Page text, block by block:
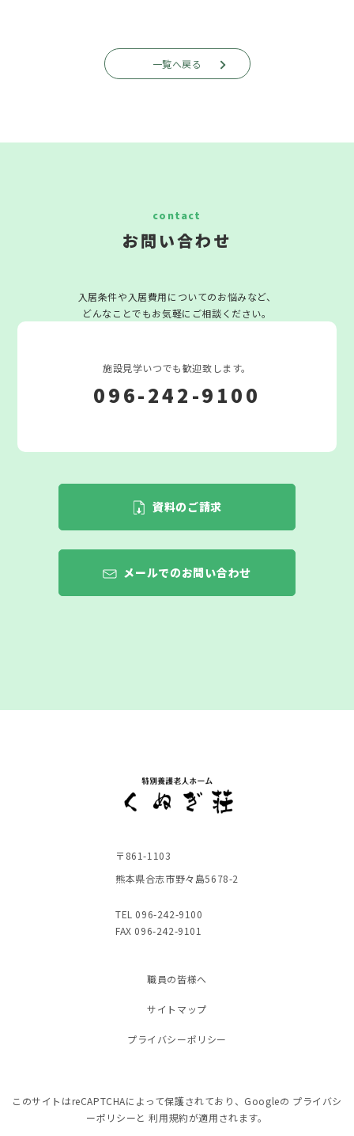
一覧へ戻る
お問い合わせ
入居条件や入居費用についてのお悩みなど、
どんなことでもお気軽にご相談ください。
施設見学いつでも歓迎致します。
096-242-9100
資料のご請求
メールでのお問い合わせ
〒861-1103
熊本県合志市野々島5678-2
TEL 096-242-9100
FAX 096-242-9101
職員の皆様へ
サイトマップ
プライバシーポリシー
このサイトはreCAPTCHAによって保護されており、Googleの プライバシ
ーポリシーと利用規約が適用されます。